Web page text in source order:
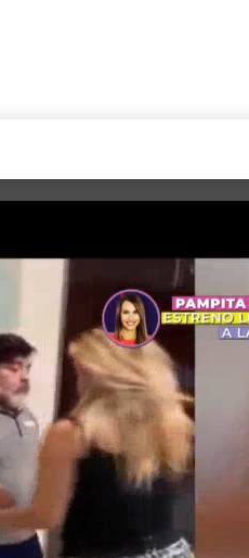
HAIR RECOVERY
GOSSIP
ENTROMETIDOS EN LA TELE
ENTRE NOS
MODO FONTEVECCHIA
PERIODISMO PURO
REPERFILAR